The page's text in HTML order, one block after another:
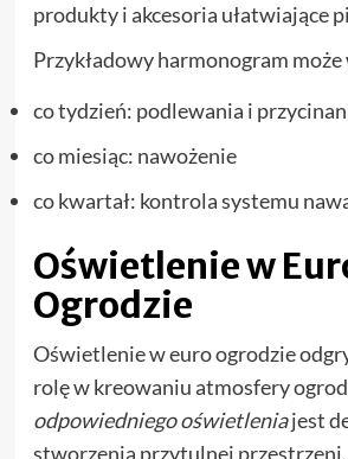
produkty i akcesoria ułatwiające
Przykładowy harmonogram
co tydzień: podlewania i
co miesiąc: nawożenie
co kwartał: kontrola systemu
Oświetlenie w
Ogrodzie
Oświetlenie w euro ogrodzie
rolę w kreowaniu atmosfery
odpowiedniego oświetleniajest
stworzenia przytulnej